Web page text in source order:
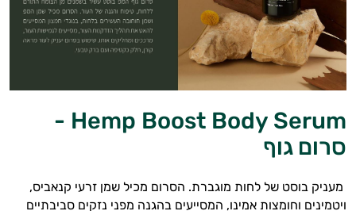
Hemp Boost Body Serum -
סרום גוף
מעניק בוסט של לחות מוגברת. הסרום מכיל שמן זרעי קנאביס,
ויטמינים וחומצות אמינו, המסייעים בהגנה מפני נזקים סביבתיים